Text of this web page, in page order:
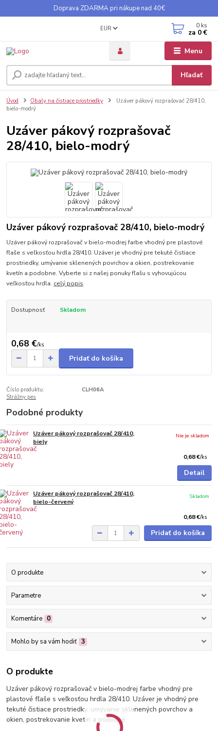
Doprava ZDARMA pri nákupe nad 40€
Menu
EUR
Hľadať
0 ks
za 0 €
Úvod Obaly na čistiace prostriedky
Uzáver pákový rozprašovač 28/410,
bielo-modrý
Uzáver pákový rozprašovač
28/410, bielo-modrý
Uzáver pákový rozprašovač 28/410, bielo-modrý
Uzáver pákový rozprašovač v bielo-modrej farbe vhodný pre plastové
fľaše s veľkosťou hrdla 28/410. Uzáver je vhodný pre tekuté čistiace
prostriedky, umývanie sklenených povrchov a okien, postrekovanie
kvetín a podobne. Vyberte si z našej ponuky fľašu s vyhovujúcou
veľkosťou hrdla. celý popis
Dostupnosť Skladom
0,68 €/ks
Pridať do košíka
Číslo produktu:
CLH06A
Strážny pes
Podobné produkty
Uzáver pákový rozprašovač 28/410,
biely
0,68 €/ks
Nie je skladom
Detail
Uzáver pákový rozprašovač 28/410,
bielo-červený
0,68 €/ks
Skladom
Pridať do košíka
O produkte
Parametre
Komentáre 0
Mohlo by sa vám hodiť 3
O produkte
Uzáver pákový rozprašovač v bielo-modrej farbe vhodný pre
plastové fľaše s veľkosťou hrdla 28/410. Uzáver je vhodný pre
tekuté čistiace prostriedky, umývanie sklenených povrchov a
okien, postrekovanie kvetín a podobne.